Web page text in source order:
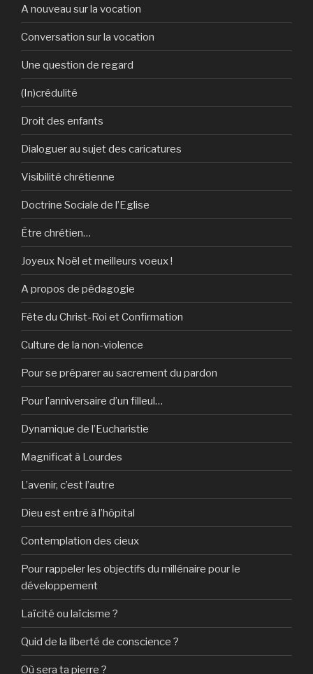
A nouveau sur la vocation
Conversation sur la vocation
Une question de regard
(In)crédulité
Droit des enfants
Dialoguer au sujet des caricatures
Visibilité chrétienne
Doctrine Sociale de l’Eglise
Être chrétien…
Joyeux Noël et meilleurs voeux !
A propos de pédagogie
Fête du Christ-Roi et Confirmation
Culture de la non-violence
Pour se préparer au sacrement du pardon
Pour l’anniversaire d’un filleul…
Dynamique de l’Eucharistie
Magnificat à Lourdes
L’avenir, c’est l’autre
Dieu est entré à l’hôpital
Contemplation des cieux
Pour rappeler les objectifs du millénaire pour le
développement
Laïcité ou laïcisme ?
Quid de la liberté de conscience ?
Où sera ta pierre ?